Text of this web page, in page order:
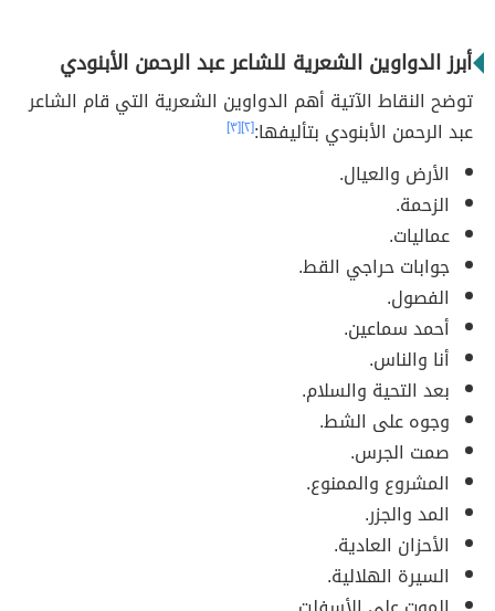
أبرز الدواوين الشعرية للشاعر عبد الرحمن الأبنودي
توضح النقاط الآتية أهم الدواوين الشعرية التي قام الشاعر
عبد الرحمن الأبنودي بتأليفها:[٢] [٣]
الأرض والعيال.
الزحمة.
عماليات.
جوابات حراجي القط.
الفصول.
أحمد سماعين.
أنا والناس.
بعد التحية والسلام.
وجوه على الشط.
صمت الجرس.
المشروع والممنوع.
المد والجزر.
الأحزان العادية.
السيرة الهلالية.